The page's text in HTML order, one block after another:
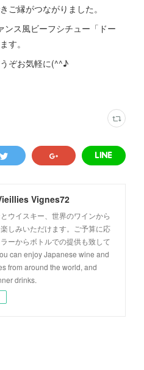
ご縁がつながりました。
ンス風ビーフシチュー「ドー
す。
ぞお気軽に(^^♪
Vignes72
ウイスキー、世界のワインから
しみいただけます。ご予算に応
ーからボトルでの提供も致して
can enjoy Japanese wine and
from around the world, and
drinks.